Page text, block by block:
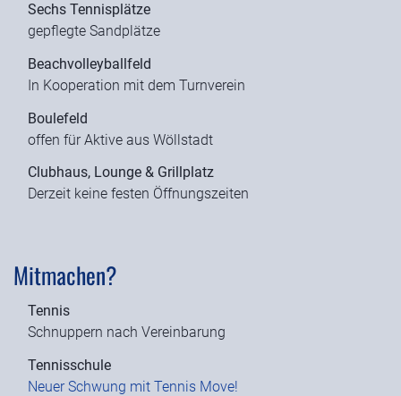
Sechs Tennisplätze
gepflegte Sandplätze
Beachvolleyballfeld
In Kooperation mit dem Turnverein
Boulefeld
offen für Aktive aus Wöllstadt
Clubhaus, Lounge & Grillplatz
Derzeit keine festen Öffnungszeiten
Mitmachen?
Tennis
Schnuppern nach Vereinbarung
Tennisschule
Neuer Schwung mit Tennis Move!